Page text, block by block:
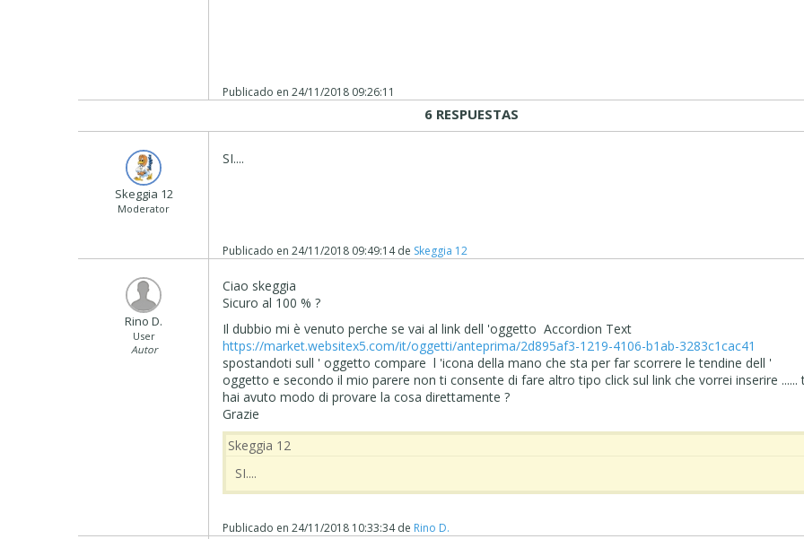
Publicado en24/11/2018 09:26:11
6 RESPUESTAS
Skeggia 12
Moderator
SI....
Publicado en24/11/2018 09:49:14de Skeggia 12
Rino D.
User
Autor
Ciao skeggia
Sicuro al 100 % ?
Il dubbio mi è venuto perche se vai al link dell 'oggettoAccordion Text
https://market.websitex5.com/it/oggetti/anteprima/2d895af3-1219-4106-b1ab-3283c1cac41
spostandoti sull ' oggetto compare l 'icona della mano che sta per far scorrere le tendine dell '
oggetto e secondo il mio parere non ti consente di fare altro tipo click sul link che vorrei inserire ......
hai avuto modo di provare la cosa direttamente ?
Grazie
Skeggia 12
SI....
Publicado en24/11/2018 10:33:34de Rino D.